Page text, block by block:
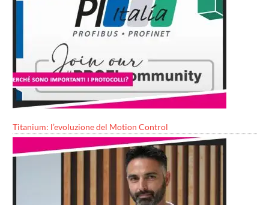
Titanium: l’evoluzione del Motion Control